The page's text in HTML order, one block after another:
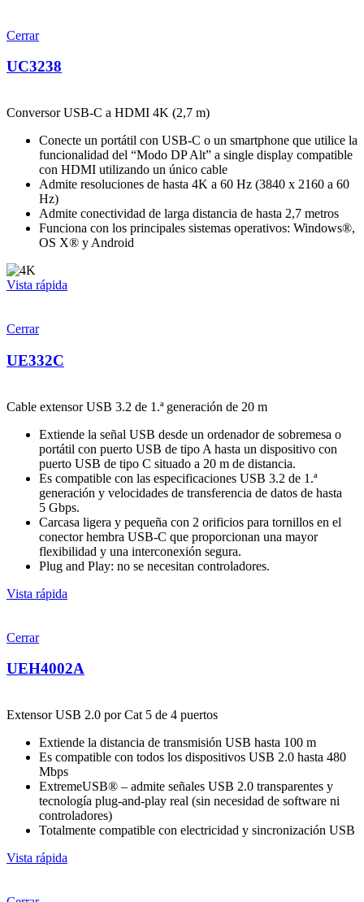
Cerrar
UC3238
Conversor USB-C a HDMI 4K (2,7 m)
Conecte un portátil con USB-C o un smartphone que utilice la
funcionalidad del “Modo DP Alt” a single display compatible
con HDMI utilizando un único cable
Admite resoluciones de hasta 4K a 60 Hz (3840 x 2160 a 60
Hz)
Admite conectividad de larga distancia de hasta 2,7 metros
Funciona con los principales sistemas operativos: Windows®,
OS X® y Android
Vista rápida
Cerrar
UE332C
Cable extensor USB 3.2 de 1.ª generación de 20 m
Extiende la señal USB desde un ordenador de sobremesa o
portátil con puerto USB de tipo A hasta un dispositivo con
puerto USB de tipo C situado a 20 m de distancia.
Es compatible con las especificaciones USB 3.2 de 1.ª
generación y velocidades de transferencia de datos de hasta
5 Gbps.
Carcasa ligera y pequeña con 2 orificios para tornillos en el
conector hembra USB-C que proporcionan una mayor
flexibilidad y una interconexión segura.
Plug and Play: no se necesitan controladores.
Vista rápida
Cerrar
UEH4002A
Extensor USB 2.0 por Cat 5 de 4 puertos
Extiende la distancia de transmisión USB hasta 100 m
Es compatible con todos los dispositivos USB 2.0 hasta 480
Mbps
ExtremeUSB® – admite señales USB 2.0 transparentes y
tecnología plug-and-play real (sin necesidad de software ni
controladores)
Totalmente compatible con electricidad y sincronización USB
Vista rápida